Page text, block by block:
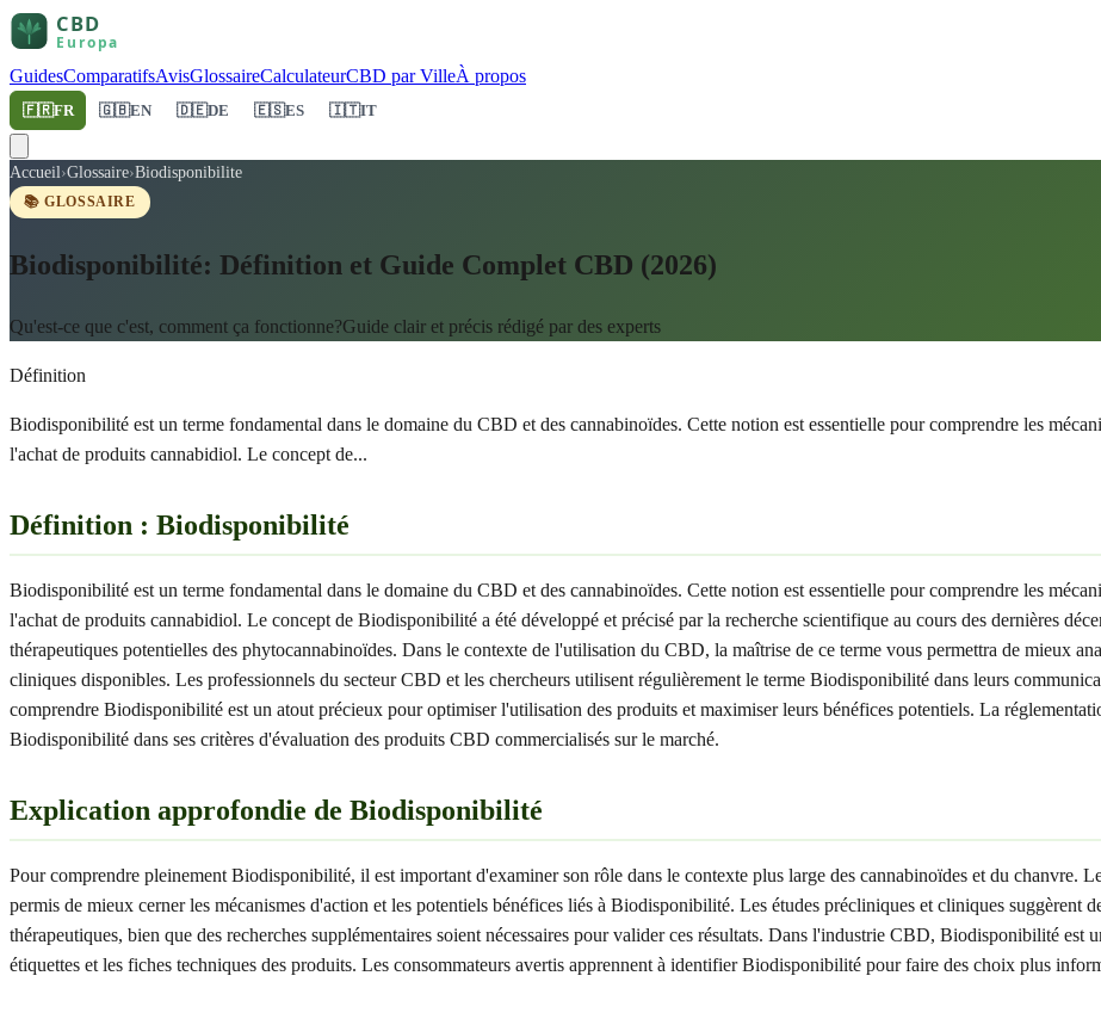
GuidesComparatifsAvisGlossaireCalculateurCBD par VilleÀ propos
🇫🇷FR 🇬🇧EN 🇩🇪DE 🇪🇸ES 🇮🇹IT
Accueil›Glossaire›Biodisponibilite
📚 GLOSSAIRE
Biodisponibilité: Définition et Guide Complet CBD (2026)
Qu'est-ce que c'est, comment ça fonctionne?Guide clair et précis rédigé par des experts
Définition
Biodisponibilité est un terme fondamental dans le domaine du CBD et des cannabinoïdes. Cette notion est essentielle pour comprendre les
l'achat de produits cannabidiol. Le concept de...
Définition : Biodisponibilité
Biodisponibilité est un terme fondamental dans le domaine du CBD et des cannabinoïdes. Cette notion est essentielle pour comprendre les
l'achat de produits cannabidiol. Le concept de Biodisponibilité a été développé et précisé par la recherche scientifique au cours des dernières
thérapeutiques potentielles des phytocannabinoïdes. Dans le contexte de l'utilisation du CBD, la maîtrise de ce terme vous permettra de mieux
cliniques disponibles. Les professionnels du secteur CBD et les chercheurs utilisent régulièrement le terme Biodisponibilité dans leurs
comprendre Biodisponibilité est un atout précieux pour optimiser l'utilisation des produits et maximiser leurs bénéfices potentiels. La
Biodisponibilité dans ses critères d'évaluation des produits CBD commercialisés sur le marché.
Explication approfondie de Biodisponibilité
Pour comprendre pleinement Biodisponibilité, il est important d'examiner son rôle dans le contexte plus large des cannabinoïdes et du chanvre.
permis de mieux cerner les mécanismes d'action et les potentiels bénéfices liés à Biodisponibilité. Les études précliniques et cliniques suggèrent
thérapeutiques, bien que des recherches supplémentaires soient nécessaires pour valider ces résultats. Dans l'industrie CBD, Biodisponibilité
étiquettes et les fiches techniques des produits. Les consommateurs avertis apprennent à identifier Biodisponibilité pour faire des choix plus